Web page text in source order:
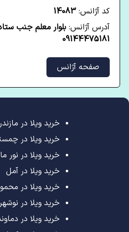
کد آژانس: 14083
آدرس آژانس: بلوار معلم جنب
09144475181
صفحه آژانس
خرید ویلا در
خرید ویلا در
خرید ویلا در نور
خرید ویلا در آمل
خرید ویلا در
خرید ویلا در نوشهر
خرید ویلا در